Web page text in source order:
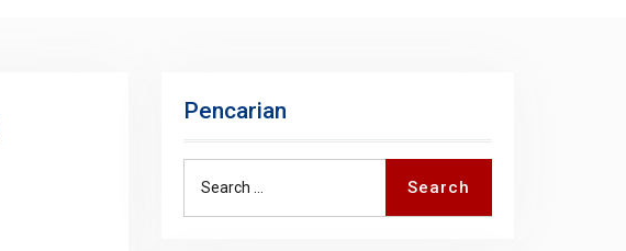
Pencarian
Search